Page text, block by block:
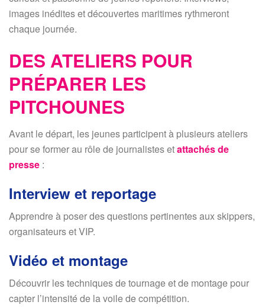
images inédites et découvertes maritimes rythmeront
chaque journée.
DES ATELIERS POUR
PRÉPARER LES
PITCHOUNES
Avant le départ, les jeunes participent à plusieurs ateliers
pour se former au rôle de journalistes etattachés de
presse :
Interview et reportage
Apprendre à poser des questions pertinentes aux skippers,
organisateurs et VIP.
Vidéo et montage
Découvrir les techniques de tournage et de montage pour
capter l’intensité de la voile de compétition.